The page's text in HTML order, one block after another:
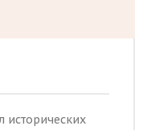
исторических